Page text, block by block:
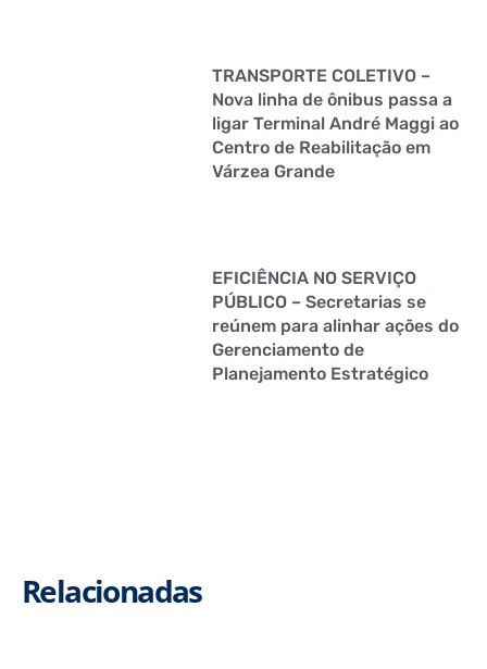
TRANSPORTE COLETIVO –
Nova linha de ônibus passa a
ligar Terminal André Maggi ao
Centro de Reabilitação em
Várzea Grande
EFICIÊNCIA NO SERVIÇO
PÚBLICO – Secretarias se
reúnem para alinhar ações do
Gerenciamento de
Planejamento Estratégico
Relacionadas